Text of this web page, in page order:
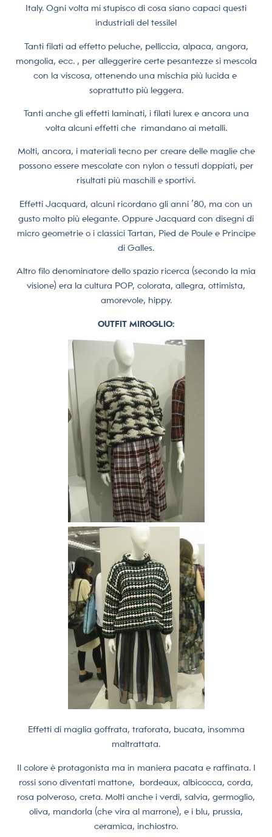
Italy. Ogni volta mi stupisco di cosa siano capaci questi
industriali del tessile!
Tanti filati ad effetto peluche, pelliccia, alpaca, angora,
mongolia, ecc. , per alleggerire certe pesantezze si mescola
con la viscosa, ottenendo una mischia più lucida e
soprattutto più leggera.
Tanti anche gli effetti laminati, i filati lurex e ancora una
volta alcuni effetti che rimandano ai metalli.
Molti, ancora, i materiali tecno per creare delle maglie che
possono essere mescolate con nylon o tessuti doppiati, per
risultati più maschili e sportivi.
Effetti Jacquard, alcuni ricordano gli anni ’80, ma con un
gusto molto più elegante. Oppure Jacquard con disegni di
micro geometrie o i classici Tartan, Pied de Poule e Principe
di Galles.
Altro filo denominatore dello spazio ricerca (secondo la mia
visione) era la cultura POP, colorata, allegra, ottimista,
amorevole, hippy.
OUTFIT MIROGLIO:
Effetti di maglia goffrata, traforata, bucata, insomma
maltrattata.
Il colore è protagonista ma in maniera pacata e raffinata. I
rossi sono diventati mattone, bordeaux, albicocca, corda,
rosa polveroso, creta. Molti anche i verdi, salvia, germoglio,
oliva, mandorla (che vira al marrone), e i blu, prussia,
ceramica, inchiostro.